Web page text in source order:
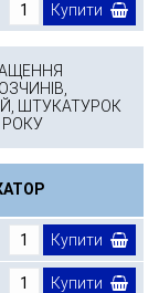
Купити
ШТУКАТУРОК
РОКУ
Купити
Купити